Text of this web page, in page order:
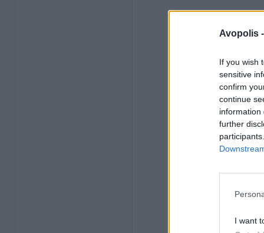
Avopolis -
If you wish
sensitive
confirm
continue
information
further
I want